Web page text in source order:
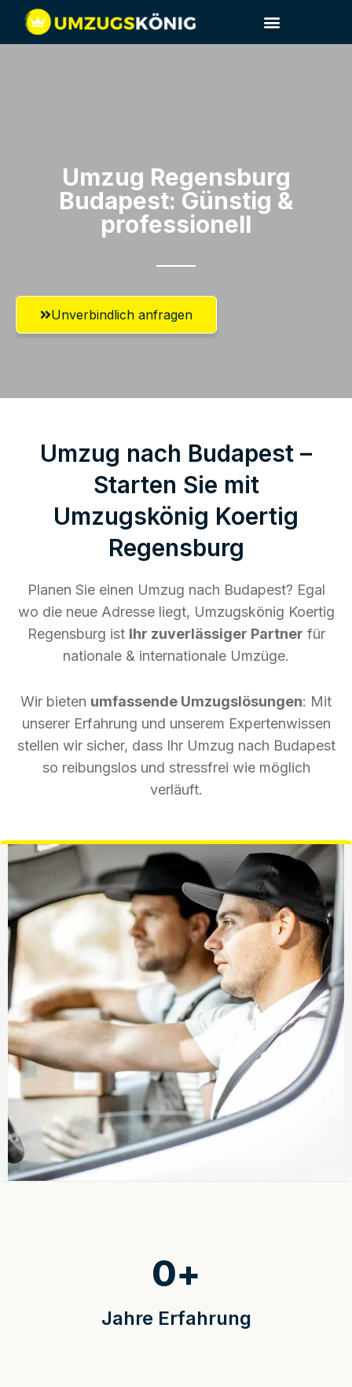
Umzug Regensburg​
Budapest: Günstig &
professionell​
Unverbindlich anfragen
Umzug nach Budapest –
Starten Sie mit
Umzugskönig Koertig
Regensburg
Planen Sie einen Umzug nach Budapest? Egal
wo die neue Adresse liegt, Umzugskönig Koertig
Regensburg ist Ihr zuverlässiger Partner für
nationale & internationale Umzüge.
Wir bieten umfassende Umzugslösungen: Mit
unserer Erfahrung und unserem Expertenwissen
stellen wir sicher, dass Ihr Umzug nach Budapest
so reibungslos und stressfrei wie möglich
verläuft.
Jahre Erfahrung
0+